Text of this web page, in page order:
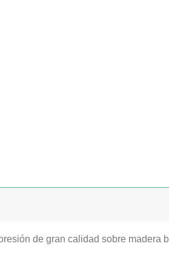
de gran calidad sobre madera